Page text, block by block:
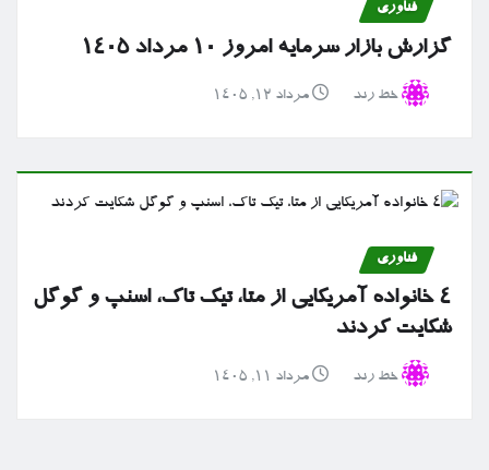
فناوری
گزارش بازار سرمایه امروز ۱۰ مرداد ۱۴۰۵
خط رند مرداد ۱۲, ۱۴۰۵
فناوری
۴ خانواده آمریکایی از متا، تیک تاک، اسنپ و گوگل
شکایت کردند
خط رند مرداد ۱۱, ۱۴۰۵